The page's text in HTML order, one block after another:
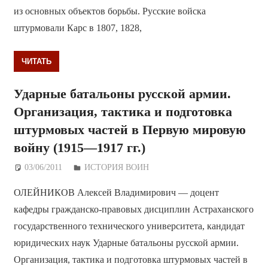
из основных объектов борьбы. Русские войска
штурмовали Карс в 1807, 1828,
ЧИТАТЬ
Ударные батальоны русской армии.
Организация, тактика и подготовка
штурмовых частей в Первую мировую
войну (1915—1917 гг.)
03/06/2011 Дежурный по Редакции
ИСТОРИЯ ВОИН
ОЛЕЙНИКОВ Алексей Владимирович — доцент
кафедры гражданско-правовых дисциплин Астраханского
государственного технического университета, кандидат
юридических наук Ударные батальоны русской армии.
Организация, тактика и подготовка штурмовых частей в